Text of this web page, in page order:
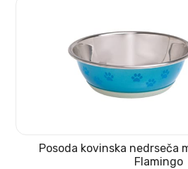
Posoda kovinska nedrseča
Flamingo